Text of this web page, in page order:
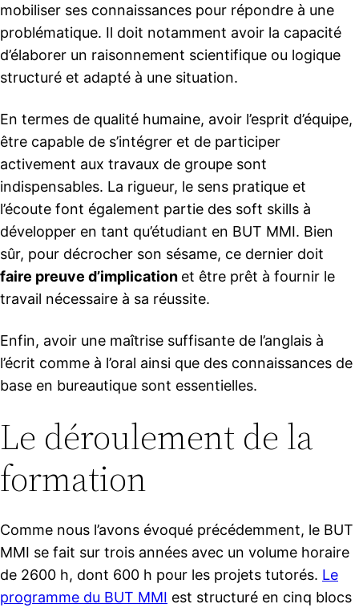
mobiliser ses connaissances pour répondre à une
problématique. Il doit notamment avoir la capacité
d’élaborer un raisonnement scientifique ou logique
structuré et adapté à une situation.
En termes de qualité humaine, avoir l’esprit d’équipe,
être capable de s’intégrer et de participer
activement aux travaux de groupe sont
indispensables. La rigueur, le sens pratique et
l’écoute font également partie des soft skills à
développer en tant qu’étudiant en BUT MMI. Bien
sûr, pour décrocher son sésame, ce dernier doit
faire preuve d’implication et être prêt à fournir le
travail nécessaire à sa réussite.
Enfin, avoir une maîtrise suffisante de l’anglais à
l’écrit comme à l’oral ainsi que des connaissances de
base en bureautique sont essentielles.
Le déroulement de la
formation
Comme nous l’avons évoqué précédemment, le BUT
MMI se fait sur trois années avec un volume horaire
de 2600 h, dont 600 h pour les projets tutorés. Le
programme du BUT MMI est structuré en cinq blocs